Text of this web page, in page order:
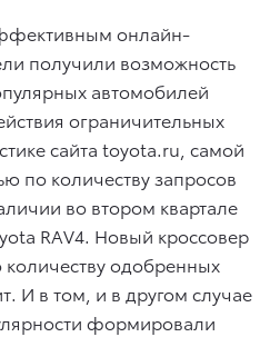
онлайн-
получили возможность
автомобилей
ограничительных
сайта toyota.ru, самой
по количеству запросов
во втором квартале
RAV4. Новый кроссовер
количеству одобренных
И в том, и в другом случае
формировали